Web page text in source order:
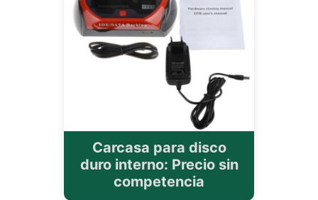
Carcasa para disco
duro interno: Precio sin
competencia